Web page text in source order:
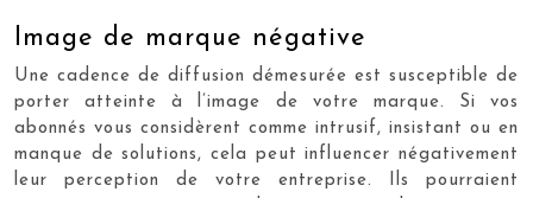
Image de marque négative
Une cadence de diffusion démesurée est susceptible de
porter atteinte à l’image de votre marque. Si vos
abonnés vous considèrent comme intrusif, insistant ou en
manque de solutions, cela peut influencer négativement
leur perception de votre entreprise. Ils pourraient